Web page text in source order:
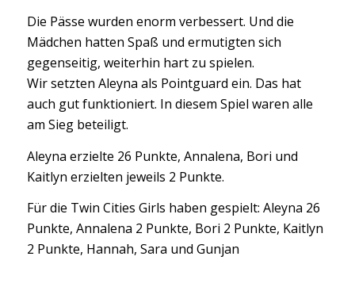
Die Pässe wurden enorm verbessert. Und die
Mädchen hatten Spaß und ermutigten sich
gegenseitig, weiterhin hart zu spielen.
Wir setzten Aleyna als Pointguard ein. Das hat
auch gut funktioniert. In diesem Spiel waren alle
am Sieg beteiligt.
Aleyna erzielte 26 Punkte, Annalena, Bori und
Kaitlyn erzielten jeweils 2 Punkte.
Für die Twin Cities Girls haben gespielt: Aleyna 26
Punkte, Annalena 2 Punkte, Bori 2 Punkte, Kaitlyn
2 Punkte, Hannah, Sara und Gunjan